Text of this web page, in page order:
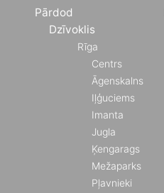
Pārdod
Dzīvoklis
Rīga
Centrs
Āgenskalns
Iļģuciems
Imanta
Jugla
Ķengarags
Mežaparks
Pļavnieki